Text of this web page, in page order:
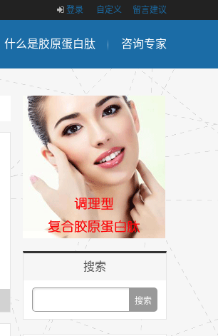
登录 自定义 留言建议
什么是胶原蛋白肽 咨询专家
搜索